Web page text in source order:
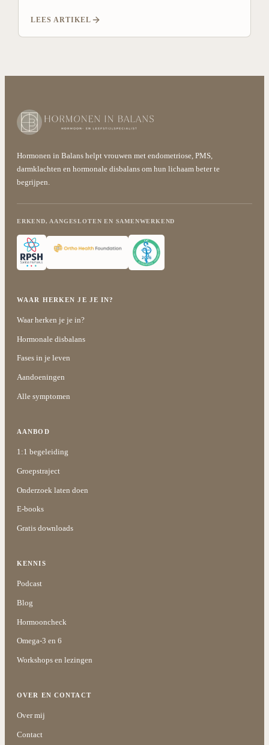
LEES ARTIKEL
Hormonen in Balans helpt vrouwen met endometriose, PMS,
darmklachten en hormonale disbalans om hun lichaam beter te
begrijpen.
ERKEND, AANGESLOTEN EN SAMENWERKEND
WAAR HERKEN JE JE IN?
Waar herken je je in?
Hormonale disbalans
Fases in je leven
Aandoeningen
Alle symptomen
AANBOD
1:1 begeleiding
Groepstraject
Onderzoek laten doen
E-books
Gratis downloads
KENNIS
Podcast
Blog
Hormooncheck
Omega-3 en 6
Workshops en lezingen
OVER EN CONTACT
Over mij
Contact